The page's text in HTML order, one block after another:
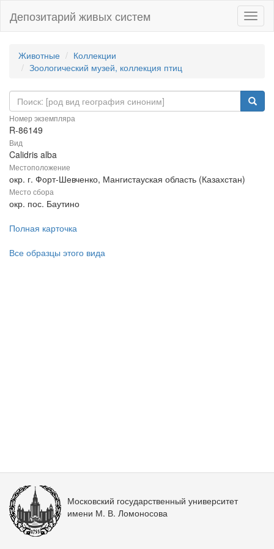
Депозитарий живых систем
Животные
Коллекции
Зоологический музей, коллекция птиц
Номер экземпляра
R-86149
Вид
Calidris alba
Местоположение
окр. г. Форт-Шевченко, Мангистауская область (Казахстан)
Место сбора
окр. пос. Баутино
Полная карточка
Все образцы этого вида
Московский государственный университет
имени М. В. Ломоносова